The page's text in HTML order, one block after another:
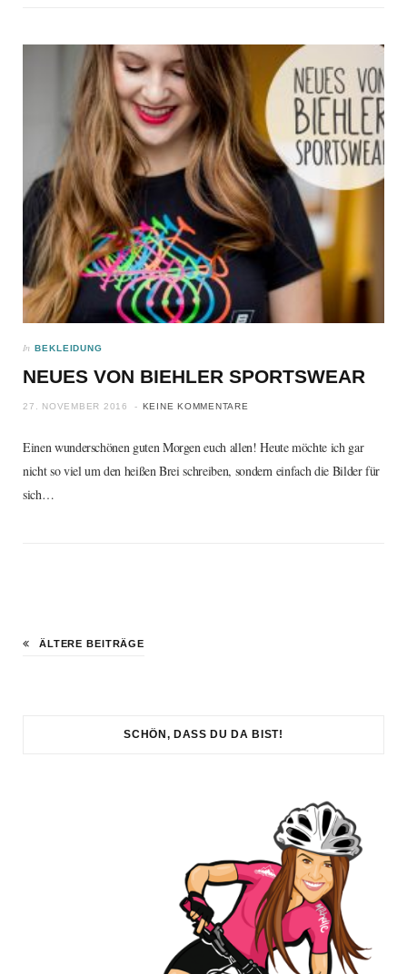
In BEKLEIDUNG
NEUES VON BIEHLER SPORTSWEAR
27. NOVEMBER 2016 KEINE KOMMENTARE
Einen wunderschönen guten Morgen euch allen! Heute möchte ich gar
nicht so viel um den heißen Brei schreiben, sondern einfach die Bilder für
sich…
ÄLTERE BEITRÄGE
SCHÖN, DASS DU DA BIST!